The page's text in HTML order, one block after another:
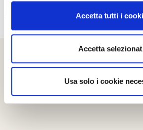
Accetta tutti i
Accetta
Usa solo i cookie